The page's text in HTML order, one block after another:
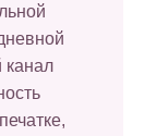
канал